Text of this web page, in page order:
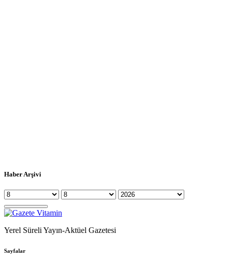
Haber Arşivi
Yerel Süreli Yayın-Aktüel Gazetesi
Sayfalar